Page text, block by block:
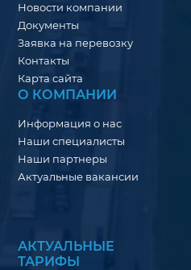
Новости компании
Документы
Заявка на перевозку
Контакты
Карта сайта
О КОМПАНИИ
Информация о нас
Наши специалисты
Наши партнеры
Актуальные вакансии
АКТУАЛЬНЫЕ
ТАРИФЫ